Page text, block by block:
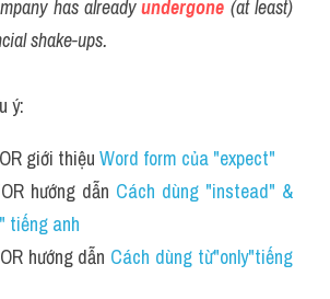
has already undergone (at least)
shake-ups.
ý:
giới thiệu Word form của "expect"
hướng dẫn Cách dùng "instead" &
tiếng anh
hướng dẫn Cách dùng từ"only"tiếng